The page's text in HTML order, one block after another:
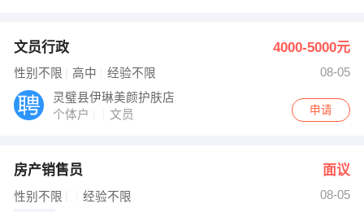
文员行政 4000-5000元
性别不限 高中 经验不限
08-05
灵璧县伊琳美颜护肤店
个体户
文员 申请
房产销售员 面议
性别不限 经验不限 08-05